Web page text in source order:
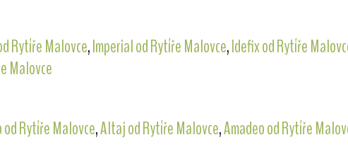
Rytíře Malovce,Imperial od Rytíře Malovce,Idefix od Rytíře
Malovce
Rytíře Malovce,Altaj od Rytíře Malovce,Amadeo od Rytíře